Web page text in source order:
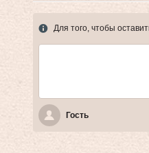
Для того, чтобы
Гость